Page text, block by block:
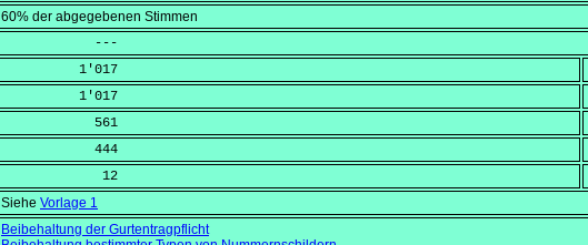
60% der abgegebenen Stimmen
            ---
          1'017
          1'017
            561
            444
             12
Siehe Vorlage 1
Beibehaltung der Gurtentragpflicht